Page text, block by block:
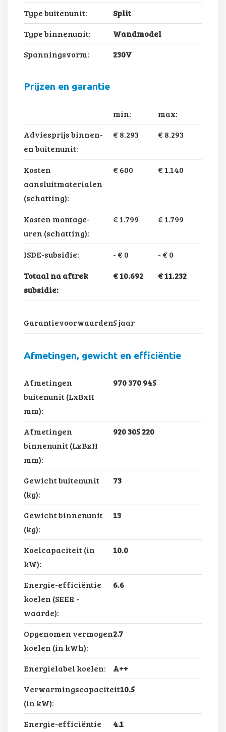
Type buitenunit:
Split
Type binnenunit:
Wandmodel
Spanningsvorm:
230V
Prijzen en garantie
min:
max:
Adviesprijs binnen-
en buitenunit:
€ 8.293 € 8.293
Kosten
aansluitmaterialen
(schatting):
€ 600 € 1.140
Kosten montage-
uren (schatting):
€ 1.799 € 1.799
ISDE-subsidie: - € 0 - € 0
Totaal na aftrek
subsidie:
€ 10.692 € 11.232
Garantievoorwaarden:5 jaar
Afmetingen, gewicht en efficiëntie
Afmetingen
buitenunit (LxBxH
mm):
970 370 945
Afmetingen
binnenunit (LxBxH
mm):
920 305 220
Gewicht buitenunit
(kg):
73
Gewicht binnenunit
(kg):
13
Koelcapaciteit (in
kW):
10.0
Energie-efficiëntie
koelen (SEER -
waarde):
6.6
Opgenomen vermogen
koelen (in kWh):
2.7
Energielabel koelen:
A++
Verwarmingscapaciteit
(in kW):
10.5
Energie-efficiëntie
4.1